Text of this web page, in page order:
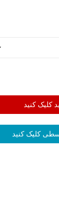
کلیک کنید
کلیک کنید